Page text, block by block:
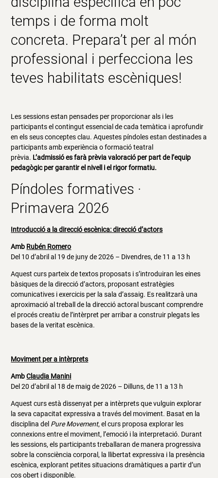
temps i de forma molt
concreta. Prepara’t per al món
professional i perfecciona les
teves habilitats escèniques!
Les sessions estan pensades per proporcionar als i les
participants el contingut essencial de cada temàtica i aprofundir
en els seus conceptes clau. Aquestes píndoles estan destinades a
participants amb experiència o formació teatral
prèvia. L’admissió es farà prèvia valoració per part de l’equip
pedagògic per garantir el nivell i el rigor formatiu.
Píndoles formatives ·
Primavera 2026
Introducció a la direcció escènica: direcció d’actors
Amb Rubén Romero
Del 10 d’abril al 19 de juny de 2026 – Divendres, de 11 a 13 h
Aquest curs parteix de textos proposats i s’introduiran les eines
bàsiques de la direcció d’actors, proposant estratègies
comunicatives i exercicis per la sala d’assaig. Es realitzarà una
aproximació al treball de la direcció actoral buscant comprendre
el procés creatiu de l’intèrpret per arribar a construir plegats les
bases de la veritat escènica.
Moviment per a intèrprets
AmbClaudia Manini
Del 20 d’abril al 18 de maig de 2026 – Dilluns, de 11 a 13 h
Aquest curs està dissenyat per a intèrprets que vulguin explorar
la seva capacitat expressiva a través del moviment. Basat en la
disciplina del Pure Movement, el curs proposa explorar les
connexions entre el moviment, l’emoció i la interpretació. Durant
les sessions, els participants treballaran de manera progressiva
sobre la consciència corporal, la llibertat expressiva i la presència
escènica, explorant petites situacions dramàtiques a partir d’un
cos obert i disponible.